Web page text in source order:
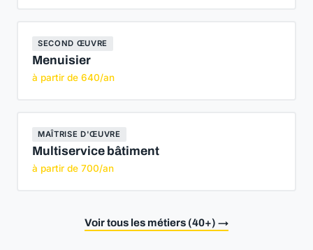
SECOND ŒUVRE
Menuisier
à partir de 640/an
MAÎTRISE D'ŒUVRE
Multiservice bâtiment
à partir de 700/an
Voir tous les métiers (40+) →